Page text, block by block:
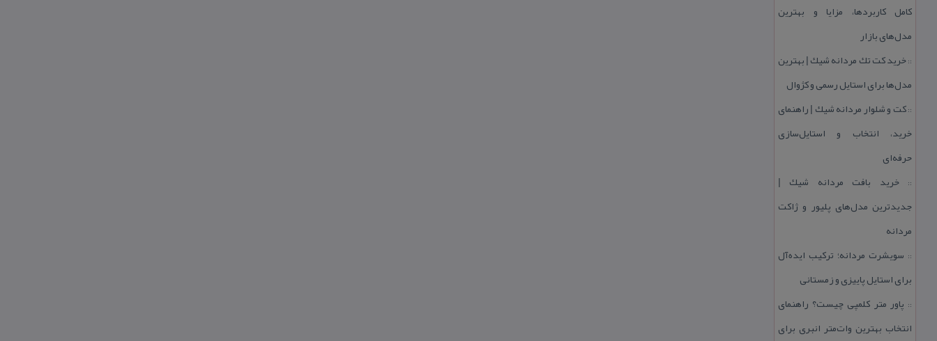
كامل كاربردها، مزایا و بهترین
مدل‌های بازار
::خرید كت تك مردانه شیك | بهترین
مدل‌ها برای استایل رسمی و كژوال
::كت و شلوار مردانه شیك | راهنمای
خرید، انتخاب و استایل‌سازی
حرفه‌ای
::خرید بافت مردانه شیك |
جدیدترین مدل‌های پلیور و ژاكت
مردانه
:: سویشرت مردانه؛ تركیب ایده‌آل
برای استایل پاییزی و زمستانی
:: پاور متر كلمپی چیست؟ راهنمای
انتخاب بهترین وات‌متر انبری برای